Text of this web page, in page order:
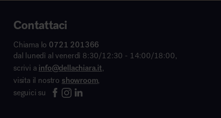
Contattaci
Chiama lo 0721 201366
dal lunedì al venerdì 8:30/12:30 - 14:00/18:00,
scrivi a info@dellachiara.it,
visita il nostro showroom,
seguici su